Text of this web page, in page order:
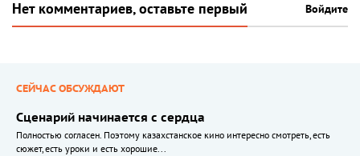
Нет комментариев, оставьте первый Войдите
СЕЙЧАС ОБСУЖДАЮТ
Сценарий начинается с сердца
Полностью согласен. Поэтому казахстанское кино интересно смотреть, есть
сюжет, есть уроки и есть хорошие...